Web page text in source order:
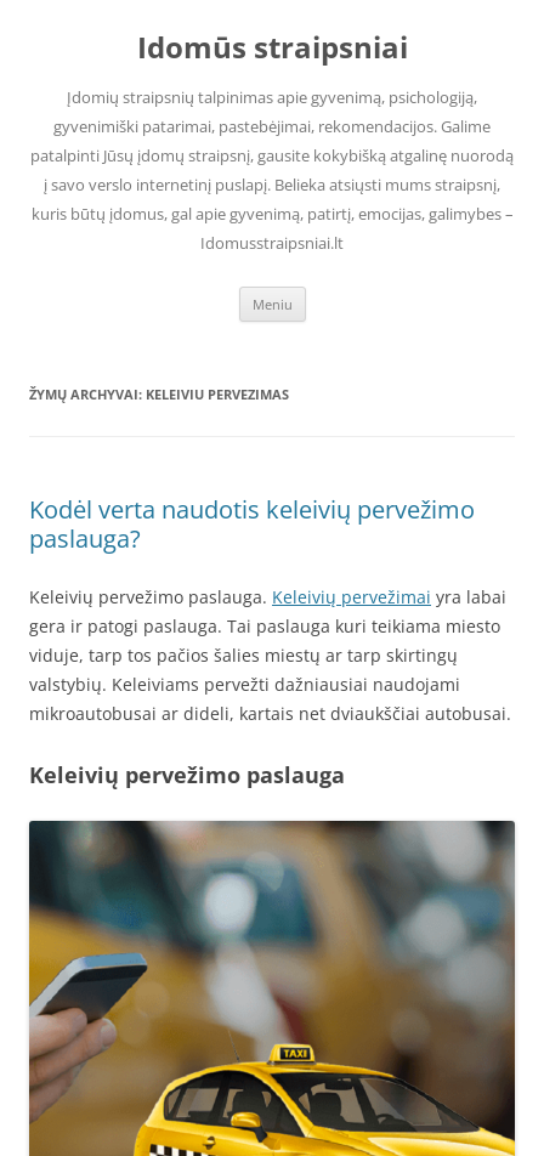
Idomūs straipsniai
Įdomių straipsnių talpinimas apie gyvenimą, psichologiją,
gyvenimiški patarimai, pastebėjimai, rekomendacijos. Galime
patalpinti Jūsų įdomų straipsnį, gausite kokybišką atgalinę nuorodą
į savo verslo internetinį puslapį. Belieka atsiųsti mums straipsnį,
kuris būtų įdomus, gal apie gyvenimą, patirtį, emocijas, galimybes –
Idomusstraipsniai.lt
Meniu
ŽYMŲ ARCHYVAI: KELEIVIU PERVEZIMAS
Kodėl verta naudotis keleivių pervežimo
paslauga?
Keleivių pervežimo paslauga. Keleivių pervežimai yra labai
gera ir patogi paslauga. Tai paslauga kuri teikiama miesto
viduje, tarp tos pačios šalies miestų ar tarp skirtingų
valstybių. Keleiviams pervežti dažniausiai naudojami
mikroautobusai ar dideli, kartais net dviaukščiai autobusai.
Keleivių pervežimo paslauga